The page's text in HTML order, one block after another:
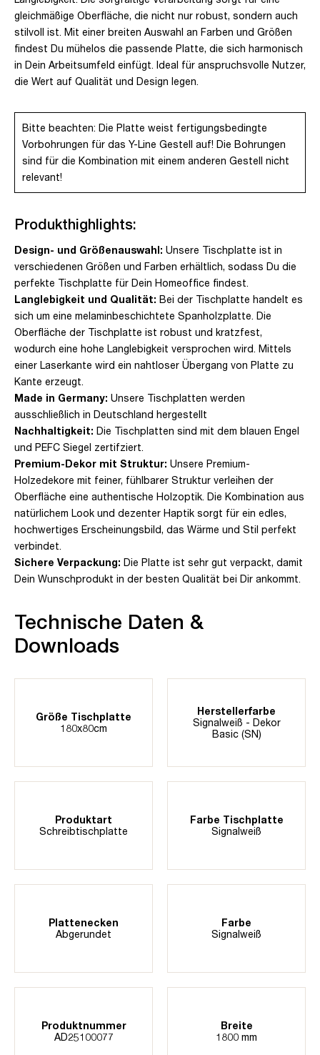
gleichmäßige Oberfläche, die nicht nur robust, sondern auch
stilvoll ist. Mit einer breiten Auswahl an Farben und Größen
findest Du mühelos die passende Platte, die sich harmonisch
in Dein Arbeitsumfeld einfügt. Ideal für anspruchsvolle Nutzer,
die Wert auf Qualität und Design legen.
Bitte beachten: Die Platte weist fertigungsbedingte
Vorbohrungen für das Y-Line Gestell auf! Die Bohrungen
sind für die Kombination mit einem anderen Gestell nicht
relevant!
Produkthighlights:
Design- und Größenauswahl: Unsere Tischplatte ist in
verschiedenen Größen und Farben erhältlich, sodass Du die
perfekte Tischplatte für Dein Homeoffice findest.
Langlebigkeit und Qualität: Bei der Tischplatte handelt es
sich um eine melaminbeschichtete Spanholzplatte. Die
Oberfläche der Tischplatte ist robust und kratzfest,
wodurch eine hohe Langlebigkeit versprochen wird. Mittels
einer Laserkante wird ein nahtloser Übergang von Platte zu
Kante erzeugt.
Made in Germany: Unsere Tischplatten werden
ausschließlich in Deutschland hergestellt
Nachhaltigkeit: Die Tischplatten sind mit dem blauen Engel
und PEFC Siegel zertifziert.
Premium-Dekor mit Struktur: Unsere Premium-
Holzedekore mit feiner, fühlbarer Struktur verleihen der
Oberfläche eine authentische Holzoptik. Die Kombination aus
natürlichem Look und dezenter Haptik sorgt für ein edles,
hochwertiges Erscheinungsbild, das Wärme und Stil perfekt
verbindet.
Sichere Verpackung: Die Platte ist sehr gut verpackt, damit
Dein Wunschprodukt in der besten Qualität bei Dir ankommt.
Technische Daten &
Downloads
Größe Tischplatte
180x80cm
Herstellerfarbe
Signalweiß - Dekor
Basic (SN)
Produktart
Schreibtischplatte
Farbe Tischplatte
Signalweiß
Plattenecken
Abgerundet
Farbe
Signalweiß
Produktnummer
AD25100077
Breite
1800 mm